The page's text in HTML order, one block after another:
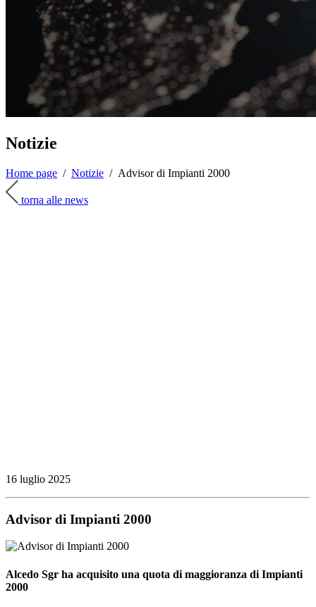
Notizie
Home page / Notizie / Advisor di Impianti 2000
torna alle news
16 luglio 2025
Advisor di Impianti 2000
Alcedo Sgr ha acquisito una quota di maggioranza di Impianti
2000